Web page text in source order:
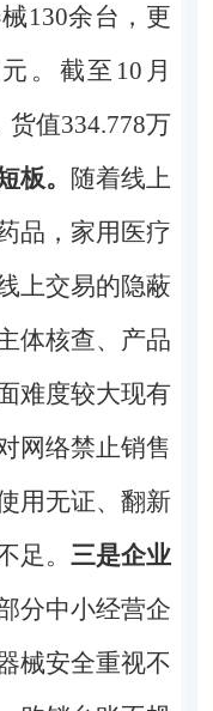
130余台，更
。截至 10 月
货值334.778万
板。 随着线上
品，家用医疗
上交易的隐蔽
体核查、产品
难度较大现有
网络禁止销售
用无证、翻新
足。三是企业
分中小经营企
械安全重视不